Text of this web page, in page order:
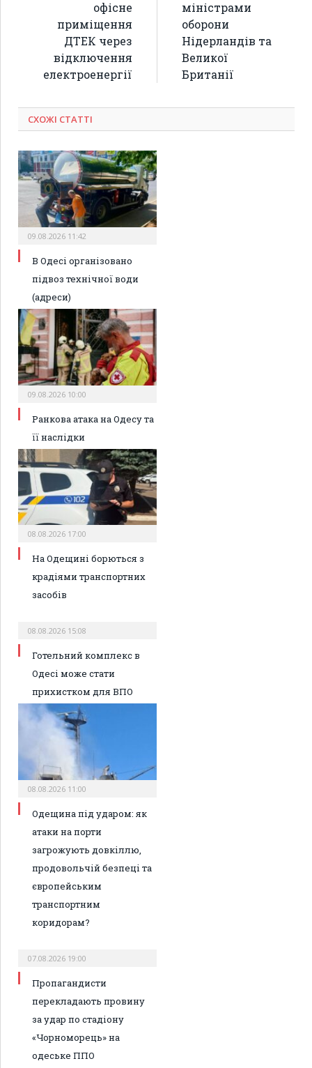
офісне
приміщення
ДТЕК через
відключення
електроенергії
міністрами
оборони
Нідерландів та
Великої
Британії
СХОЖІ СТАТТІ
09.08.2026 11:42
В Одесі організовано
підвоз технічної води
(адреси)
09.08.2026 10:00
Ранкова атака на Одесу та
її наслідки
08.08.2026 17:00
На Одещині борються з
крадіями транспортних
засобів
08.08.2026 15:08
Готельний комплекс в
Одесі може стати
прихистком для ВПО
08.08.2026 11:00
Одещина під ударом: як
атаки на порти
загрожують довкіллю,
продовольчій безпеці та
європейським
транспортним
коридорам?
07.08.2026 19:00
Пропагандисти
перекладають провину
за удар по стадіону
«Чорноморець» на
одеське ППО